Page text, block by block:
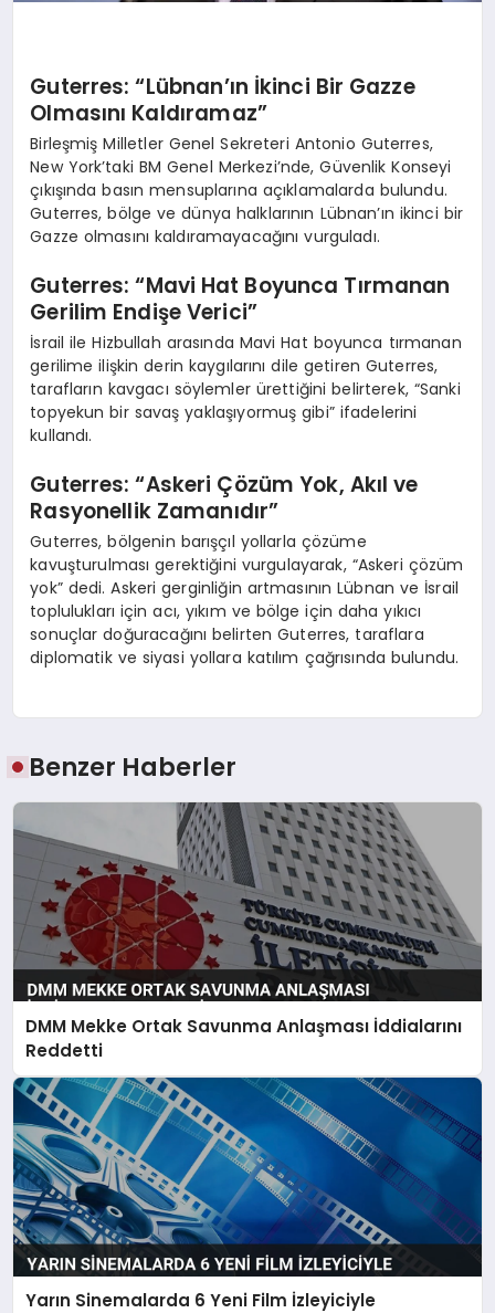
Guterres: “Lübnan’ın İkinci Bir Gazze
Olmasını Kaldıramaz”
Birleşmiş Milletler Genel Sekreteri Antonio Guterres,
New York’taki BM Genel Merkezi’nde, Güvenlik Konseyi
çıkışında basın mensuplarına açıklamalarda bulundu.
Guterres, bölge ve dünya halklarının Lübnan’ın ikinci bir
Gazze olmasını kaldıramayacağını vurguladı.
Guterres: “Mavi Hat Boyunca Tırmanan
Gerilim Endişe Verici”
İsrail ile Hizbullah arasında Mavi Hat boyunca tırmanan
gerilime ilişkin derin kaygılarını dile getiren Guterres,
tarafların kavgacı söylemler ürettiğini belirterek, “Sanki
topyekun bir savaş yaklaşıyormuş gibi” ifadelerini
kullandı.
Guterres: “Askeri Çözüm Yok, Akıl ve
Rasyonellik Zamanıdır”
Guterres, bölgenin barışçıl yollarla çözüme
kavuşturulması gerektiğini vurgulayarak, “Askeri çözüm
yok” dedi. Askeri gerginliğin artmasının Lübnan ve İsrail
toplulukları için acı, yıkım ve bölge için daha yıkıcı
sonuçlar doğuracağını belirten Guterres, taraflara
diplomatik ve siyasi yollara katılım çağrısında bulundu.
Benzer Haberler
DMM Mekke Ortak Savunma Anlaşması İddialarını
Reddetti
Yarın Sinemalarda 6 Yeni Film İzleyiciyle